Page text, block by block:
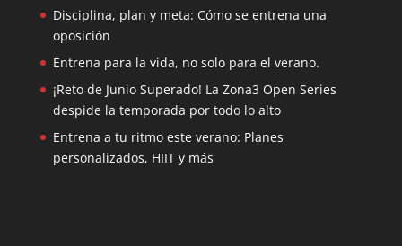
Disciplina, plan y meta: Cómo se entrena una
oposición
Entrena para la vida, no solo para el verano.
¡Reto de Junio Superado! La Zona3 Open Series
despide la temporada por todo lo alto
Entrena a tu ritmo este verano: Planes
personalizados, HIIT y más